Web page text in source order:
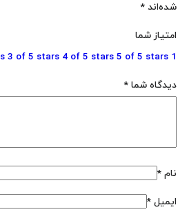
شده‌اند *
امتیاز شما
1 of 5 stars
3 of 5 stars 4 of 5 stars 5 of 5 stars
دیدگاه شما *
نام *
ایمیل *